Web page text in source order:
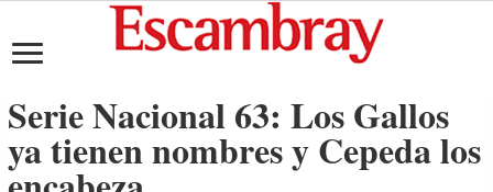
Serie Nacional 63: Los Gallos
ya tienen nombres y Cepeda los